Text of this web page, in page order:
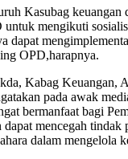
Kasubag keuangan
untuk mengikuti
dapat
OPD,harapnya.
Kabag Keuangan,
pada awak
bermanfaat bagi
mencegah tindak
dalam mengelola